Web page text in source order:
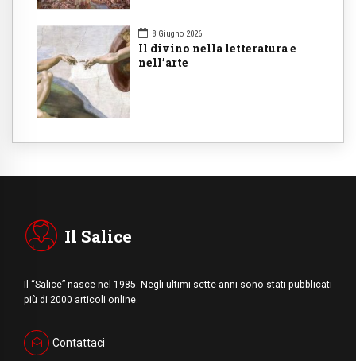
8 Giugno 2026
Il divino nella letteratura e
nell’arte
Il Salice
Il “Salice” nasce nel 1985. Negli ultimi sette anni sono stati pubblicati
più di 2000 articoli online.
Contattaci